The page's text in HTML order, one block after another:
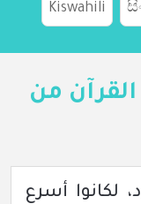
Kiswahili
من
لكانوا أسرع